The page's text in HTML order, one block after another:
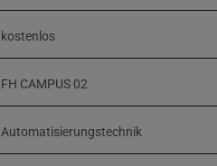
kostenlos
FH CAMPUS 02
Automatisierungstechnik